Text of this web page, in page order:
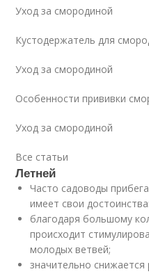
Уход за смородиной
Кустодержатель для
Уход за смородиной
Особенности прививки
Уход за смородиной
Все статьи
Летней
Часто садоводы
имеет свои достоинства:
благодаря большому
происходит
молодых ветвей;
значительно снижается